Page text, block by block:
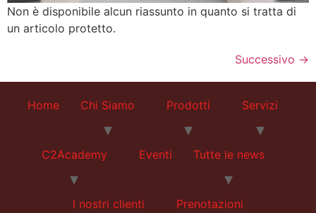
Non è disponibile alcun riassunto in quanto si tratta di
un articolo protetto.
Successivo →
Home Chi Siamo Prodotti Servizi
C2Academy Eventi Tutte le news
I nostri clienti Prenotazioni